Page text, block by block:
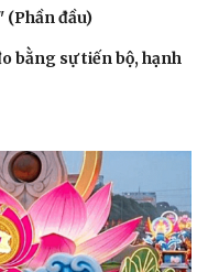
yêu - Gia đình
(Phần đầu)
bằng sự tiến bộ, hạnh